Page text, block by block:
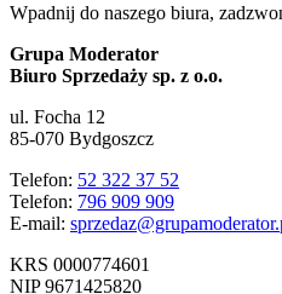
Wpadnij do naszego biura,
Grupa Moderator
Biuro Sprzedaży sp. z o.o.
ul. Focha 12
85-070 Bydgoszcz
Telefon: 52 322 37 52
Telefon: 796 909 909
E-mail:
KRS 0000774601
NIP 9671425820